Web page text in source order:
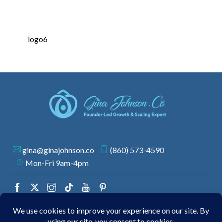
logo6
gina@ginajohnson.co
(860) 573-4590
Mon-Fri 9am-4pm